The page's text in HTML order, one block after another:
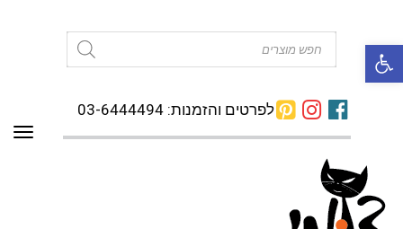
פתח סרגל נגישות
לפרטים והזמנות: 03-6444494